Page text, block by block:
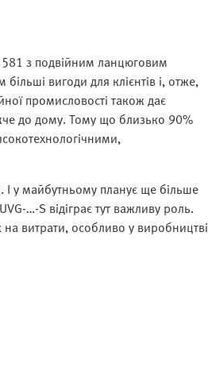
з подвійним ланцюговим
вигоди для клієнтів і, отже,
промисловості також дає
до дому. Тому що близько 90%
І у майбутньому планує ще більше
…-S відіграє тут важливу роль.
витрати, особливо у виробництві